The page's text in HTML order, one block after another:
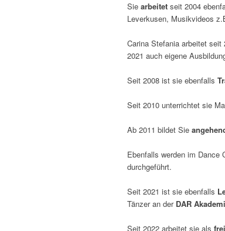
Sie arbeitet seit 2004
Leverkusen, Musikvideos
Carina Stefania arbeitet seit
2021 auch eigene
Seit 2008 ist sie ebenfalls
Seit 2010 unterrichtet sie
Ab 2011 bildet Sie
Ebenfalls werden im Dance
durchgeführt.
Seit 2021 ist sie ebenfalls
Tänzer an der DAR
Seit 2022 arbeitet sie als